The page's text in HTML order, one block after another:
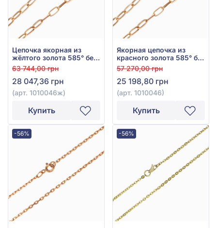
Цепочка якорная из
жёлтого золота 585° без
вставки, арт. 1010046ж
63 744,00 грн
28 047,36 грн
(арт. 1010046ж)
Купить
Якорная цепочка из
красного золота 585° без
вставки, арт. 1010046
57 270,00 грн
25 198,80 грн
(арт. 1010046)
Купить
-56% -56%